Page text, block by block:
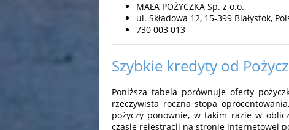
MAŁA POŻYCZKA Sp. z o.o.
ul. Składowa 12, 15-399 Białystok,
730 003 013
Szybkie kredyty od
Poniższa tabela porównuje oferty
rzeczywista roczna stopa
pożyczy ponownie, w takim razie w
czasie rejestracji na stronie internetowej